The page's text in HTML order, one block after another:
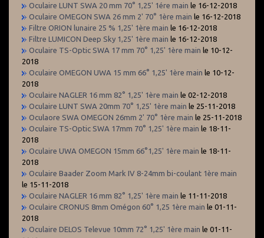
Oculaire LUNT SWA 20 mm 70° 1,25' 1ére main le 16-12-2018
Oculaire OMEGON SWA 26 mm 2' 70° 1ère main le 16-12-2018
Filtre ORION lunaire 25 % 1,25' 1ère main le 16-12-2018
Filtre LUMICON Deep Sky 1,25' 1ère main le 16-12-2018
Oculaire TS-Optic SWA 17 mm 70° 1,25' 1ère main le 10-12-
2018
Oculaire OMEGON UWA 15 mm 66° 1,25' 1ère main le 10-12-
2018
Oculaire NAGLER 16 mm 82° 1,25' 1ère main le 02-12-2018
Oculaire LUNT SWA 20mm 70° 1,25' 1ère main le 25-11-2018
Oculaore SWA OMEGON 26mm 2' 70° 1ère main le 25-11-2018
Oculaire TS-Optic SWA 17mm 70° 1,25' 1ère main le 18-11-
2018
Oculaire UWA OMEGON 15mm 66°1,25' 1ère main le 18-11-
2018
Oculaire Baader Zoom Mark IV 8-24mm bi-coulant 1ère main
le 15-11-2018
Oculaire NAGLER 16 mm 82° 1,25' 1ère main le 11-11-2018
Oculaire CRONUS 8mm Omégon 60° 1,25 1ère main le 01-11-
2018
Oculaire DELOS Televue 10mm 72° 1,25' 1ère main le 01-11-